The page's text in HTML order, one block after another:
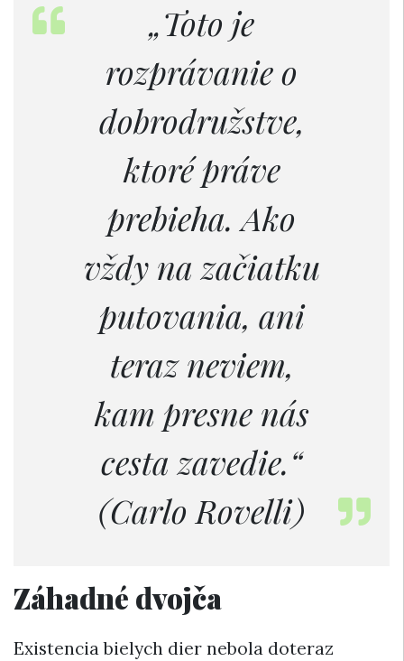
„Toto je
rozprávanie o
dobrodružstve,
ktoré práve
prebieha. Ako
vždy na začiatku
putovania, ani
teraz neviem,
kam presne nás
cesta zavedie.“
(Carlo Rovelli)
Záhadné dvojča
Existencia bielych dier nebola doteraz